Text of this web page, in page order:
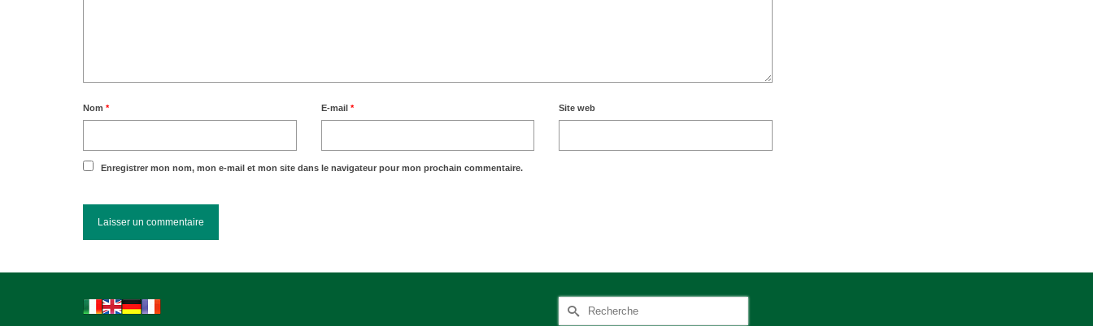
Nom * E-mail * Site web
Enregistrer mon nom, mon e-mail et mon site dans le navigateur pour mon prochain commentaire.
Rechercher :